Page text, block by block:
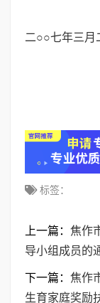
二○○七年三月
标签：
上一篇： 焦作
导小组成员的
下一篇： 焦作
生育家庭奖励